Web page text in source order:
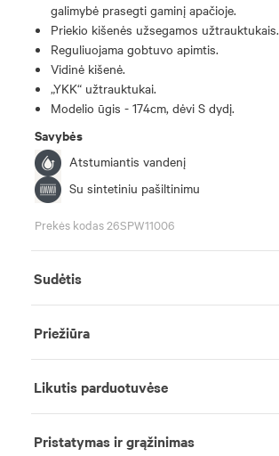
galimybė prasegti gaminį apačioje.
Priekio kišenės užsegamos užtrauktukais.
Reguliuojama gobtuvo apimtis.
Vidinė kišenė.
„YKK“ užtrauktukai.
Modelio ūgis - 174cm, dėvi S dydį.
Savybės
Atstumiantis vandenį
Su sintetiniu pašiltinimu
Prekės kodas 26SPW11006
Sudėtis
Priežiūra
Likutis parduotuvėse
Pristatymas ir grąžinimas